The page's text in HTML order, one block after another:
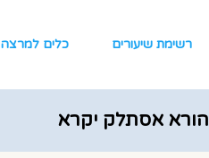
רשימת שיעורים כלים למרצה
אסתלק יקרא